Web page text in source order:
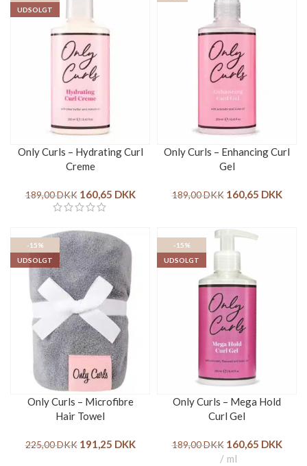
UDSOLGT
Only Curls – Hydrating Curl
Creme
189,00DKK 160,65 DKK
Only Curls – Enhancing Curl
Gel
189,00DKK 160,65 DKK
-15%
UDSOLGT
Only Curls – Microfibre
Hair Towel
225,00DKK 191,25 DKK
-15%
UDSOLGT
Only Curls – Mega Hold
Curl Gel
189,00DKK 160,65 DKK
ml